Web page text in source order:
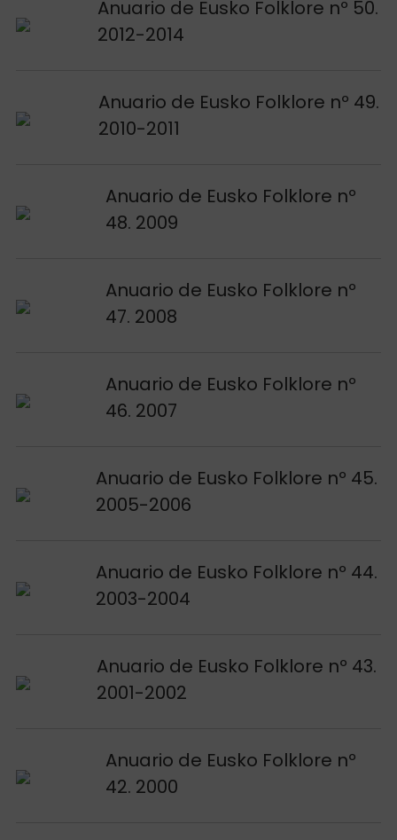
Anuario de Eusko Folklore nº 50.
2012-2014
Voir publication
Anuario de Eusko Folklore nº 49.
2010-2011
Voir publication
Anuario de Eusko Folklore nº
48. 2009
Voir publication
Anuario de Eusko Folklore nº
47. 2008
Voir publication
Anuario de Eusko Folklore nº
46. 2007
Voir publication
Anuario de Eusko Folklore nº 45.
2005-2006
Voir publication
Anuario de Eusko Folklore nº 44.
2003-2004
Voir publication
Anuario de Eusko Folklore nº 43.
2001-2002
Voir publication
Anuario de Eusko Folklore nº
42. 2000
Voir publication